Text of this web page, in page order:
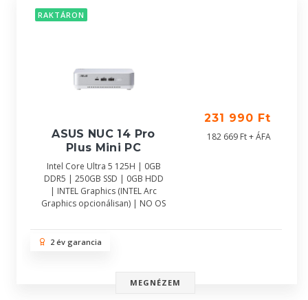
RAKTÁRON
ASUS NUC 14 Pro
Plus Mini PC
Intel Core Ultra 5 125H | 0GB
DDR5 | 250GB SSD | 0GB HDD
| INTEL Graphics (INTEL Arc
Graphics opcionálisan) | NO OS
231 990 Ft
182 669 Ft + ÁFA
2 év garancia
MEGNÉZEM